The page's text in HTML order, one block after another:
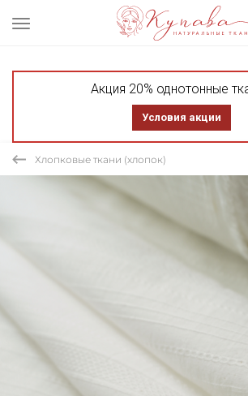
Акция 20% однотонные
Условия акции
Хлопковые ткани (хлопок)